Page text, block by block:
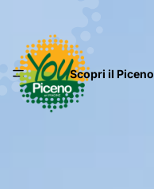
Scopri il Piceno